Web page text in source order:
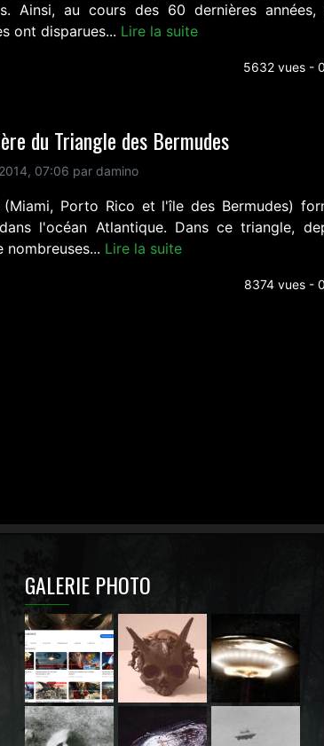
Ainsi, au cours des 60 dernières
ont disparues... Lire la suite
5632 vues -
du Triangle des Bermudes
07:06 par damino
Porto Rico et l'île des Bermudes)
l'océan Atlantique. Dans ce triangle,
nombreuses... Lire la suite
8374 vues -
GALERIE PHOTO